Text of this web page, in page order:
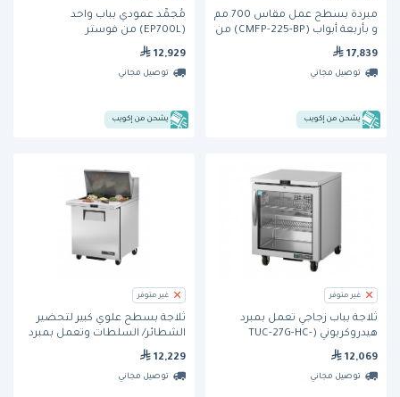
مبردة بسطح عمل مقاس 700 مم
و بأربعة أبواب (CMFP-225-BP) من
17,839
توصيل مجاني
يشحن من إكويب
مُجمِّد عمودي بباب واحد
(EP700L) من فوستر
12,929
توصيل مجاني
يشحن من إكويب
غير متوفر
ثلاجة بباب زجاجي تعمل بمبرد
هيدروكربوني (TUC-27G-HC-
12,069
توصيل مجاني
غير متوفر
ثلاجة بسطح علوي كبير لتحضير
الشطائر/ السلطات وتعمل بمبرد
من ترو
12,229
توصيل مجاني